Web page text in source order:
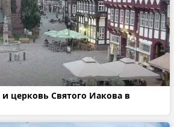
церковь Святого Иакова в